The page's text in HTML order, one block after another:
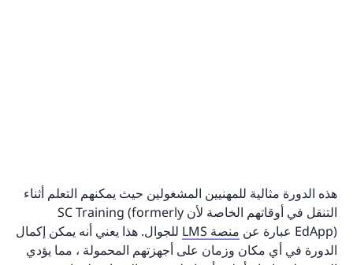
هذه الدورة مثالية للمهنيين المشغولين حيث يمكنهم التعلم أثناء
التنقل في أوقاتهم الخاصة لأن SC Training (formerly
EdApp) عبارة عن
منصة LMS
للجوال. هذا يعني أنه يمكن إكمال
الدورة في أي مكان وزمان على أجهزتهم المحمولة ، مما يؤدي